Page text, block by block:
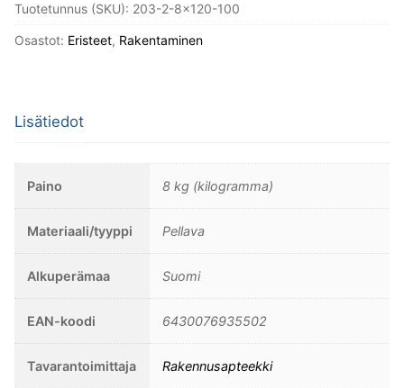
määrä
Tuotetunnus (SKU): 203-2-8x120-100
Osastot: Eristeet, Rakentaminen
Lisätiedot
Paino 8 kg (kilogramma)
Materiaali/tyyppi Pellava
Alkuperämaa Suomi
EAN-koodi 6430076935502
Tavarantoimittaja Rakennusapteekki